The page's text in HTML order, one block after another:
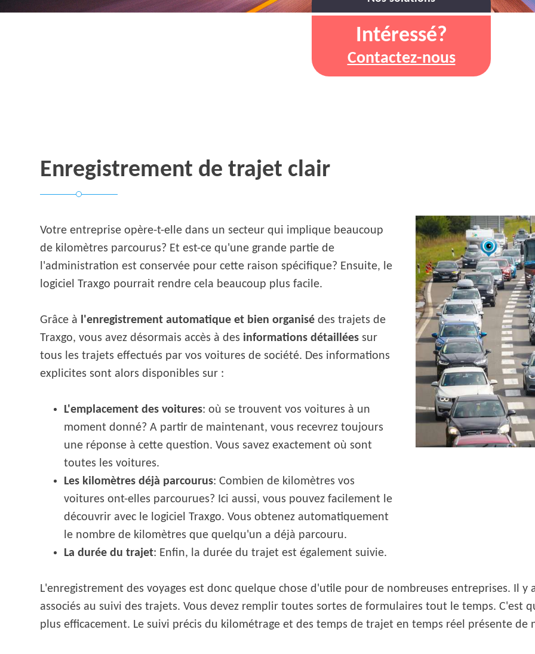
Intéressé?
Contactez-nous
Enregistrement de trajet clair
Votre entreprise opère-t-elle dans un secteur qui implique beaucoup
de kilomètres parcourus? Et est-ce qu'une grande partie de
l'administration est conservée pour cette raison spécifique? Ensuite, le
logiciel Traxgo pourrait rendre cela beaucoup plus facile.
Grâce à l'enregistrement automatique et bien organisé des trajets de
Traxgo, vous avez désormais accès à des informations détaillées sur
tous les trajets effectués par vos voitures de société. Des informations
explicites sont alors disponibles sur :
L'emplacement des voitures: où se trouvent vos voitures à un
moment donné? A partir de maintenant, vous recevrez toujours
une réponse à cette question. Vous savez exactement où sont
toutes les voitures.
Les kilomètres déjà parcourus: Combien de kilomètres vos
voitures ont-elles parcourues? Ici aussi, vous pouvez facilement le
découvrir avec le logiciel Traxgo. Vous obtenez automatiquement
le nombre de kilomètres que quelqu'un a déjà parcouru.
La durée du trajet: Enfin, la durée du trajet est également suivie.
L'enregistrement des voyages est donc quelque chose d'utile pour de nombreuses entreprises. Il
associés au suivi des trajets. Vous devez remplir toutes sortes de formulaires tout le temps. C'est
plus efficacement. Le suivi précis du kilométrage et des temps de trajet en temps réel présente de